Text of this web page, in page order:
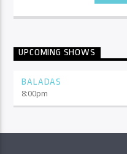
UPCOMING SHOWS
BALADAS
8:00pm